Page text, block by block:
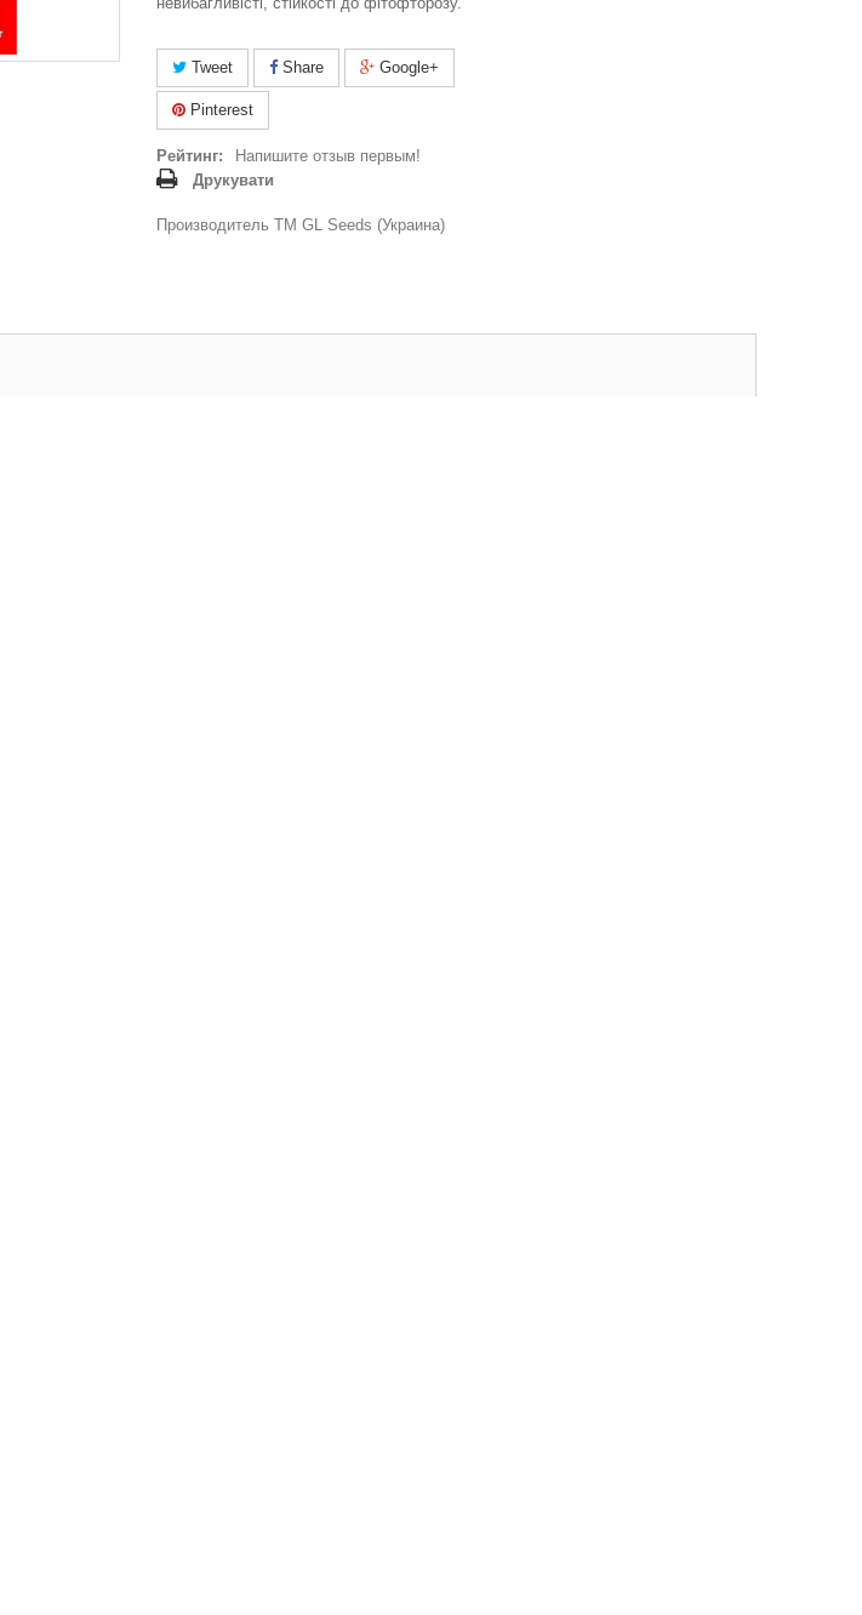
Tweet Share Google+
Pinterest
Рейтинг:
Напишите отзыв первым!
Друкувати
Производитель ТМ GL Seeds (Украина)